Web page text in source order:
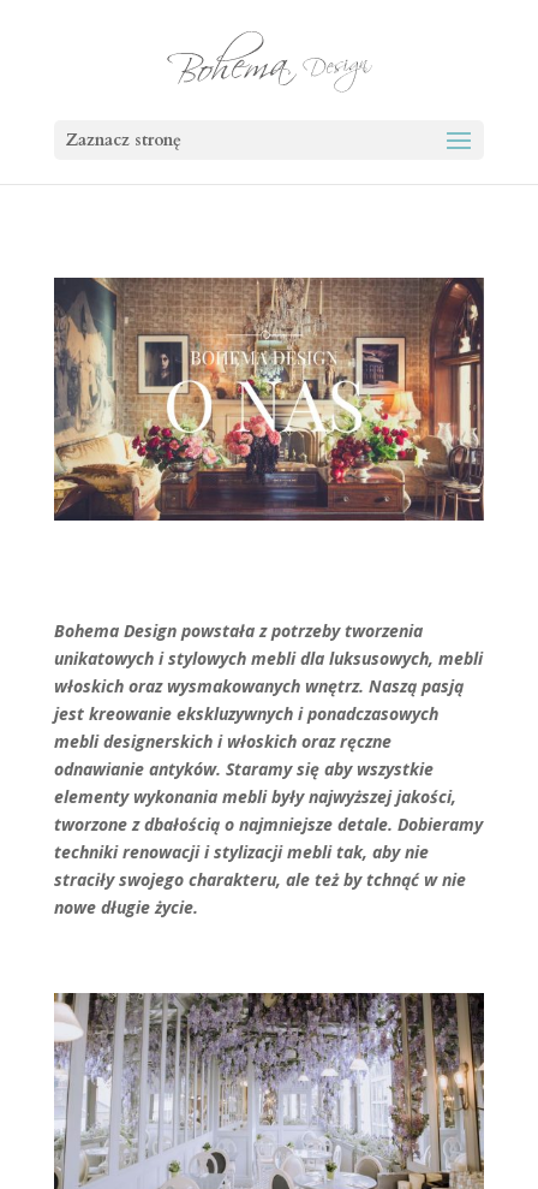
Zaznacz stronę
Bohema Design powstała z potrzeby tworzenia
unikatowych i stylowych mebli dla luksusowych, mebli
włoskich oraz wysmakowanych wnętrz. Naszą pasją
jest kreowanie ekskluzywnych i ponadczasowych
mebli designerskich i włoskich oraz ręczne
odnawianie antyków. Staramy się aby wszystkie
elementy wykonania mebli były najwyższej jakości,
tworzone z dbałością o najmniejsze detale. Dobieramy
techniki renowacji i stylizacji mebli tak, aby nie
straciły swojego charakteru, ale też by tchnąć w nie
nowe długie życie.